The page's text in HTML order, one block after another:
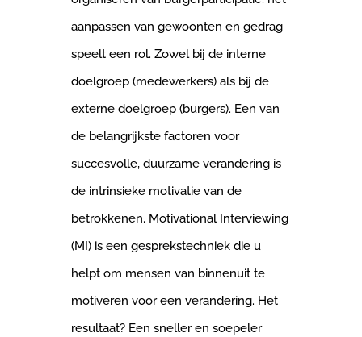
aanpassen van gewoonten en gedrag
speelt een rol. Zowel bij de interne
doelgroep (medewerkers) als bij de
externe doelgroep (burgers). Een van
de belangrijkste factoren voor
succesvolle, duurzame verandering is
de intrinsieke motivatie van de
betrokkenen. Motivational Interviewing
(MI) is een gesprekstechniek die u
helpt om mensen van binnenuit te
motiveren voor een verandering. Het
resultaat? Een sneller en soepeler